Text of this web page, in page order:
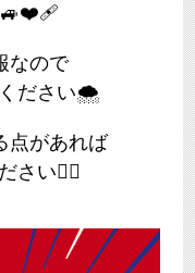
🚙❤️‍🩹
なので
ださい🌨️
点があれば
さい🙇‍♂️